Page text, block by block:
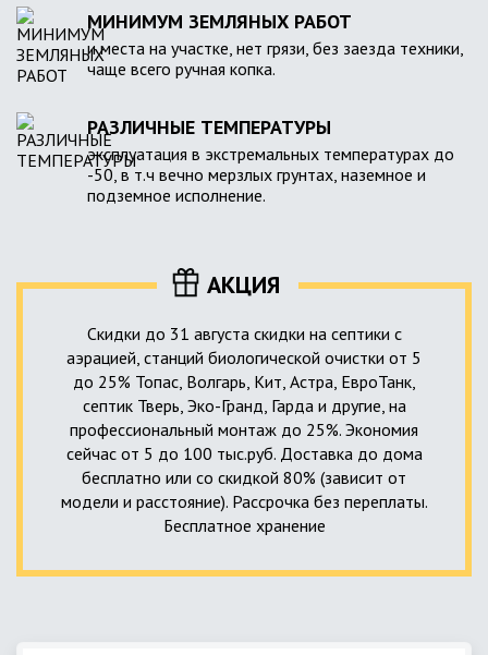
МИНИМУМ ЗЕМЛЯНЫХ РАБОТ
и места на участке, нет грязи, без заезда техники,
чаще всего ручная копка.
РАЗЛИЧНЫЕ ТЕМПЕРАТУРЫ
эксплуатация в экстремальных температурах до
-50, в т.ч вечно мерзлых грунтах, наземное и
подземное исполнение.
АКЦИЯ
Скидки до 31 августа скидки на септики с
аэрацией, станций биологической очистки от 5
до 25% Топас, Волгарь, Кит, Астра, ЕвроТанк,
септик Тверь, Эко-Гранд, Гарда и другие, на
профессиональный монтаж до 25%. Экономия
сейчас от 5 до 100 тыс.руб. Доставка до дома
бесплатно или со скидкой 80% (зависит от
модели и расстояние). Рассрочка без переплаты.
Бесплатное хранение